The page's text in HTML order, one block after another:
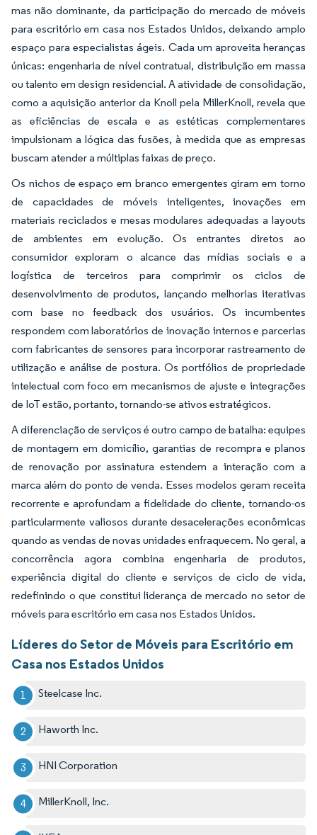
mas não dominante, da participação do mercado de móveis
para escritório em casa nos Estados Unidos, deixando amplo
espaço para especialistas ágeis. Cada um aproveita heranças
únicas: engenharia de nível contratual, distribuição em massa
ou talento em design residencial. A atividade de consolidação,
como a aquisição anterior da Knoll pela MillerKnoll, revela que
as eficiências de escala e as estéticas complementares
impulsionam a lógica das fusões, à medida que as empresas
buscam atender a múltiplas faixas de preço.
Os nichos de espaço em branco emergentes giram em torno
de capacidades de móveis inteligentes, inovações em
materiais reciclados e mesas modulares adequadas a layouts
de ambientes em evolução. Os entrantes diretos ao
consumidor exploram o alcance das mídias sociais e a
logística de terceiros para comprimir os ciclos de
desenvolvimento de produtos, lançando melhorias iterativas
com base no feedback dos usuários. Os incumbentes
respondem com laboratórios de inovação internos e parcerias
com fabricantes de sensores para incorporar rastreamento de
utilização e análise de postura. Os portfólios de propriedade
intelectual com foco em mecanismos de ajuste e integrações
de IoT estão, portanto, tornando-se ativos estratégicos.
A diferenciação de serviços é outro campo de batalha: equipes
de montagem em domicílio, garantias de recompra e planos
de renovação por assinatura estendem a interação com a
marca além do ponto de venda. Esses modelos geram receita
recorrente e aprofundam a fidelidade do cliente, tornando-os
particularmente valiosos durante desacelerações econômicas
quando as vendas de novas unidades enfraquecem. No geral, a
concorrência agora combina engenharia de produtos,
experiência digital do cliente e serviços de ciclo de vida,
redefinindo o que constitui liderança de mercado no setor de
móveis para escritório em casa nos Estados Unidos.
Líderes do Setor de Móveis para Escritório em
Casa nos Estados Unidos
Steelcase Inc.
Haworth Inc.
HNI Corporation
MillerKnoll, Inc.